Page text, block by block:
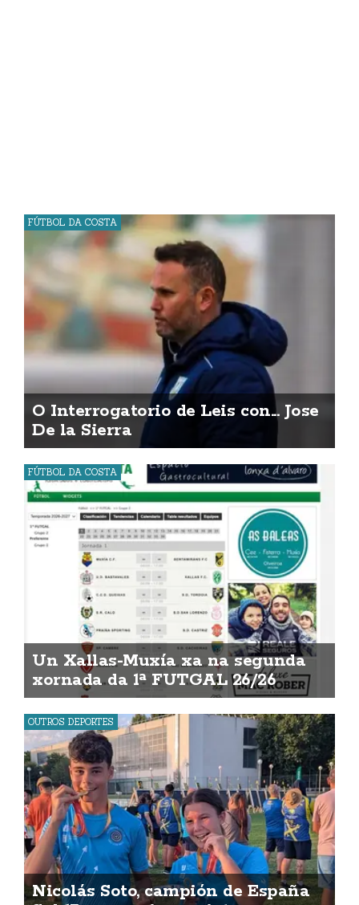
FÚTBOL DA COSTA
O Interrogatorio de Leis con... Jose
De la Sierra
FÚTBOL DA COSTA
Un Xallas-Muxía xa na segunda
xornada da 1ª FUTGAL 26/26
OUTROS DEPORTES
Nicolás Soto, campión de España